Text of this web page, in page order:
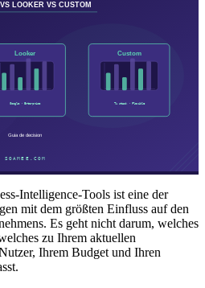
Intelligence-Tools ist eine der
mit dem größten Einfluss auf den
Es geht nicht darum, welches
zu Ihrem aktuellen
Ihrem Budget und Ihren